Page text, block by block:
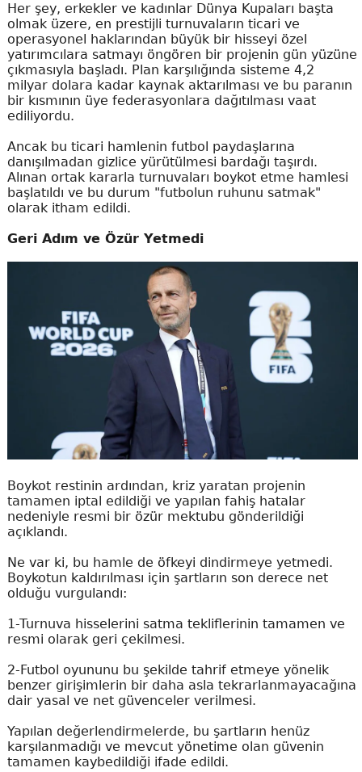
Her şey, erkekler ve kadınlar Dünya Kupaları başta
olmak üzere, en prestijli turnuvaların ticari ve
operasyonel haklarından büyük bir hisseyi özel
yatırımcılara satmayı öngören bir projenin gün yüzüne
çıkmasıyla başladı. Plan karşılığında sisteme 4,2
milyar dolara kadar kaynak aktarılması ve bu paranın
bir kısmının üye federasyonlara dağıtılması vaat
ediliyordu.
Ancak bu ticari hamlenin futbol paydaşlarına
danışılmadan gizlice yürütülmesi bardağı taşırdı.
Alınan ortak kararla turnuvaları boykot etme hamlesi
başlatıldı ve bu durum "futbolun ruhunu satmak"
olarak itham edildi.
Geri Adım ve Özür Yetmedi
Boykot restinin ardından, kriz yaratan projenin
tamamen iptal edildiği ve yapılan fahiş hatalar
nedeniyle resmi bir özür mektubu gönderildiği
açıklandı.
Ne var ki, bu hamle de öfkeyi dindirmeye yetmedi.
Boykotun kaldırılması için şartların son derece net
olduğu vurgulandı:
1-Turnuva hisselerini satma tekliflerinin tamamen ve
resmi olarak geri çekilmesi.
2-Futbol oyununu bu şekilde tahrif etmeye yönelik
benzer girişimlerin bir daha asla tekrarlanmayacağına
dair yasal ve net güvenceler verilmesi.
Yapılan değerlendirmelerde, bu şartların henüz
karşılanmadığı ve mevcut yönetime olan güvenin
tamamen kaybedildiği ifade edildi.